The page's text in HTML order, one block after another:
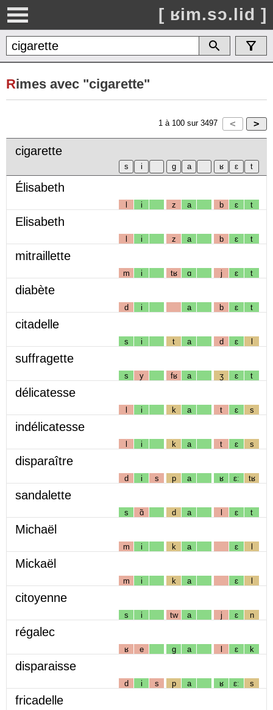
[ ʁim.sɔ.lid ]
Rimes avec "cigarette"
1 à 100 sur 3497
cigarette
Élisabeth
l i z a b ɛ t
Elisabeth
l i z a b ɛ t
mitraillette
m i tʁ ɑ j ɛ t
diabète
d i a b ɛ t
citadelle
s i t a d ɛ l
suffragette
s y fʁ a ʒ ɛ t
délicatesse
l i k a t ɛ s
indélicatesse
l i k a t ɛ s
disparaître
d i s p a ʁ ɛː tʁ
sandalette
s ɑ̃ d a l ɛ t
Michaël
m i k a ɛ l
Mickaël
m i k a ɛ l
citoyenne
s i tw a j ɛ n
régalec
ʁ e g a l ɛ k
disparaisse
d i s p a ʁ ɛː s
fricadelle